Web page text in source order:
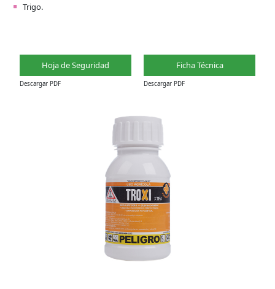
Trigo.
Hoja de Seguridad
Descargar PDF
Ficha Técnica
Descargar PDF